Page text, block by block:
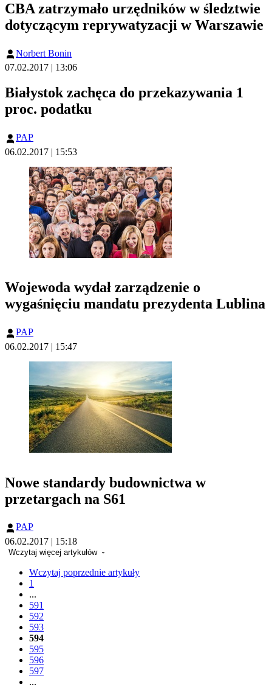
CBA zatrzymało urzędników w śledztwie
dotyczącym reprywatyzacji w Warszawie
Norbert Bonin
07.02.2017 | 13:06
Białystok zachęca do przekazywania 1
proc. podatku
PAP
06.02.2017 | 15:53
Wojewoda wydał zarządzenie o
wygaśnięciu mandatu prezydenta Lublina
PAP
06.02.2017 | 15:47
Nowe standardy budownictwa w
przetargach na S61
PAP
06.02.2017 | 15:18
Wczytaj więcej artykułów
Wczytaj poprzednie artykuły
1
...
591
592
593
594
595
596
597
...